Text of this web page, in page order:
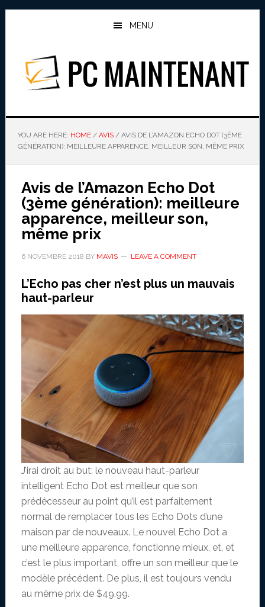
Skip
Skip
MENU
PC MAINTENANT
YOU ARE HERE: HOME / AVIS /AVIS DE L’AMAZON ECHO DOT (3ÈME
GÉNÉRATION): MEILLEURE APPARENCE, MEILLEUR SON, MÊME PRIX
Avis de l’Amazon Echo Dot
(3ème génération): meilleure
apparence, meilleur son,
même prix
6 NOVEMBRE 2018 BY MAVIS LEAVE A COMMENT
L’Echo pas cher n’est plus un mauvais
haut-parleur
J’irai droit au but: le nouveau haut-parleur
intelligent Echo Dot est meilleur que son
prédécesseur au point qu’il est parfaitement
normal de remplacer tous les Echo Dots d’une
maison par de nouveaux. Le nouvel Echo Dot a
une meilleure apparence, fonctionne mieux, et, et
c’est le plus important, offre un son meilleur que le
modèle précédent. De plus, il est toujours vendu
au même prix de $49.99.